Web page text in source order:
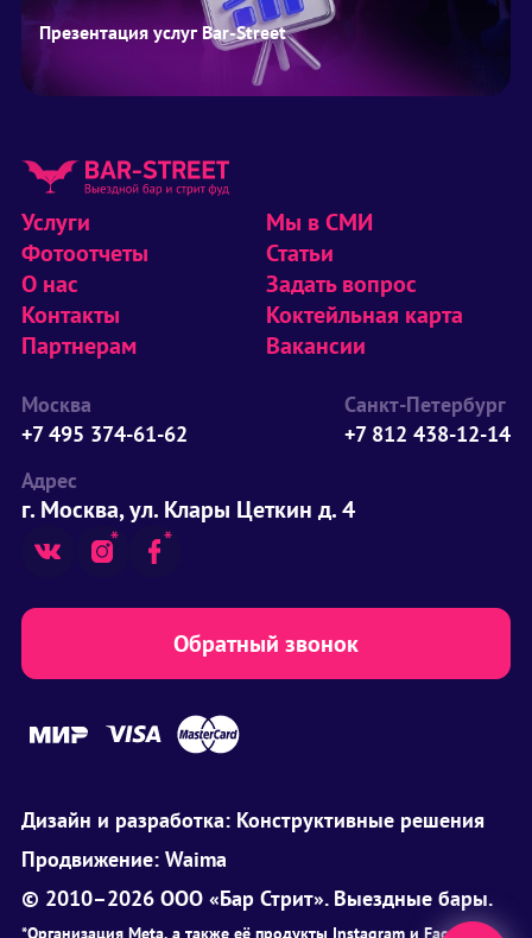
Презентация услуг Bar-Street
Услуги
Фотоотчеты
О нас
Контакты
Партнерам
Мы в СМИ
Статьи
Задать вопрос
Коктейльная карта
Вакансии
Москва
+7 495 374-61-62
Санкт-Петербург
+7 812 438-12-14
Адрес
г. Москва, ул. Клары Цеткин д. 4
Обратный звонок
Дизайн и разработка: Конструктивные решения
Продвижение: Waima
© 2010–2026 ООО «Бар Стрит». Выездные бары.